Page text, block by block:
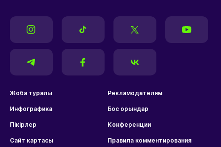
Жоба туралы Рекламодателям
Инфографика Бос орындар
Пікірлер Конференции
Сайт картасы Правила комментирования